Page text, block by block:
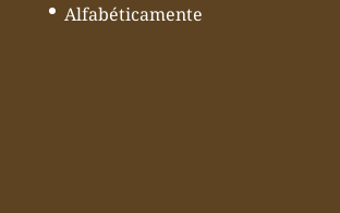
Alfabéticamente